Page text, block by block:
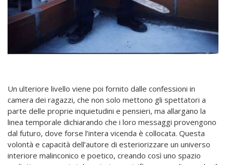
Un ulteriore livello viene poi fornito dalle confessioni in
camera dei ragazzi, che non solo mettono gli spettatori a
parte delle proprie inquietudini e pensieri, ma allargano la
linea temporale dichiarando che i loro messaggi provengono
dal futuro, dove forse l’intera vicenda è collocata. Questa
volontà e capacità dell’autore di esteriorizzare un universo
interiore malinconico e poetico, creando così uno spazio